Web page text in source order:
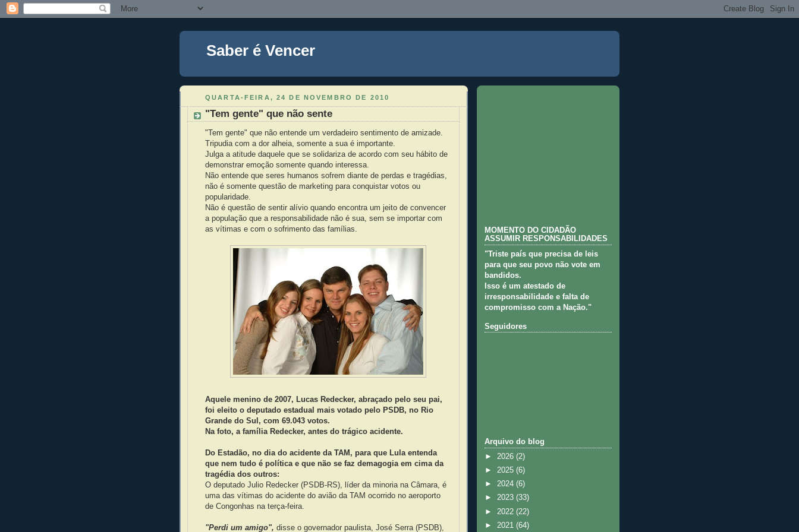
Saber é Vencer
QUARTA-FEIRA, 24 DE NOVEMBRO DE 2010
"Tem gente" que não sente
"Tem gente" que não entende um verdadeiro sentimento de amizade.
Tripudia com a dor alheia, somente a sua é importante.
Julga a atitude daquele que se solidariza de acordo com seu hábito de
demonstrar emoção somente quando interessa.
Não entende que seres humanos sofrem diante de perdas e tragédias,
não é somente questão de marketing para conquistar votos ou
popularidade.
Não é questão de sentir alívio quando encontra um jeito de convencer
a população que a responsabilidade não é sua, sem se importar com
as vítimas e com o sofrimento das famílias.
Aquele menino de 2007, Lucas Redecker, abraçado pelo seu pai,
foi eleito o deputado estadual mais votado pelo PSDB, no Rio
Grande do Sul, com 69.043 votos.
Na foto, a família Redecker, antes do trágico acidente.
Do Estadão, no dia do acidente da TAM, para que Lula entenda
que nem tudo é política e que não se faz demagogia em cima da
tragédia dos outros:
O deputado Julio Redecker (PSDB-RS), líder da minoria na Câmara, é
uma das vítimas do acidente do avião da TAM ocorrido no aeroporto
de Congonhas na terça-feira.
"Perdi um amigo", disse o governador paulista, José Serra (PSDB),
MOMENTO DO CIDADÃO
ASSUMIR RESPONSABILIDADES
"Triste país que precisa de leis
para que seu povo não vote em
bandidos.
Isso é um atestado de
irresponsabilidade e falta de
compromisso com a Nação."
Seguidores
Arquivo do blog
► 2026 (2)
► 2025 (6)
► 2024 (6)
► 2023 (33)
► 2022 (22)
► 2021 (64)